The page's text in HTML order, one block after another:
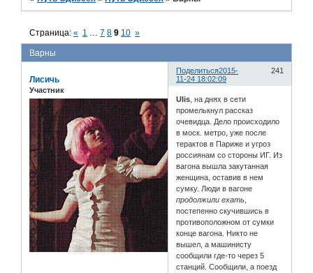
Варны
Страница:« 1 7 8 9 10 »
Поделиться 241
2015-
11-24 18:02:09
Лисичь
Участник
Ulis , на днях в сети
промелькнул рассказ
очевидца. Дело происходило
в моск. метро, уже после
терактов в Париже и угроз
россиянам со стороны ИГ. Из
вагона вышла закутанная
женщина, оставив в нем
сумку. Люди в вагоне
продолжили ехать
постепенно скучившись в
противоположном от сумки
конце вагона. Никто не
вышел, а машинисту
сообщили где-то через 5
станций. Сообщили, а поезд